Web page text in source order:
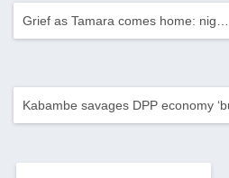
Grief as Tamara comes home: nig…
Kabambe savages DPP economy